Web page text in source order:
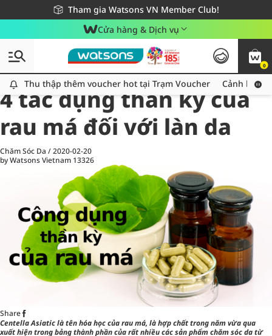
Tham gia Watsons VN Member Club!
Miễn phí giao hàng cho đơn hàng từ 249,000Đ
Giao hàng nhanh 24h - Áp dụng khu vực TP. Hồ Chí Minh
Cửa hàng & Dịch vụ
0
Thu thập thêm voucher hot tại Trạm Voucher
Thu thập thêm voucher hot tại Trạm Voucher Cảnh báo
All
Chăm Sóc Cá Nhân
4 tác dụng thần kỳ của
rau má đối với làn da
Chăm Sóc Da /2020-02-20
by Watsons Vietnam 13326
Share
Centella Asiatic là tên hóa học của rau má, là hợp chất trong năm vừa qua
xuất hiện trong bảng thành phần của rất nhiều các sản phẩm chăm sóc da từ